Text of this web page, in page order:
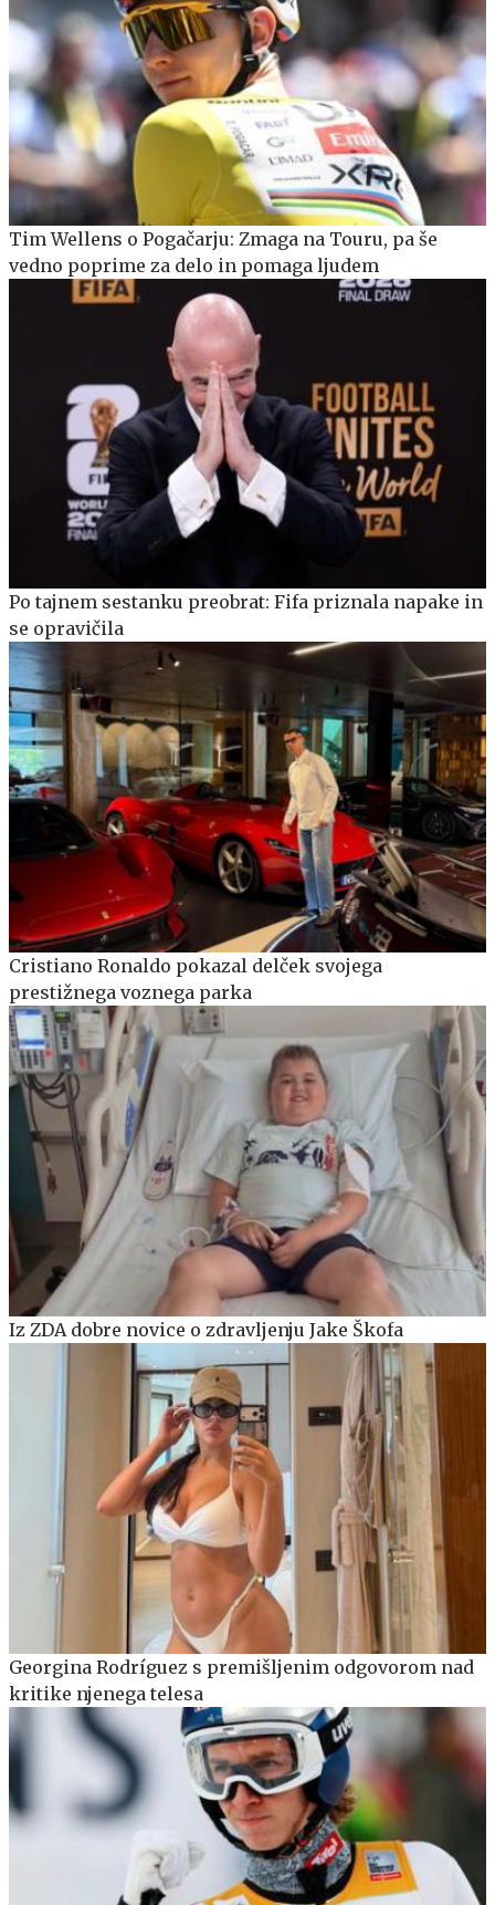
Tim Wellens o Pogačarju: Zmaga na Touru, pa še
vedno poprime za delo in pomaga ljudem
Po tajnem sestanku preobrat: Fifa priznala napake in
se opravičila
Cristiano Ronaldo pokazal delček svojega
prestižnega voznega parka
Iz ZDA dobre novice o zdravljenju Jake Škofa
Georgina Rodríguez s premišljenim odgovorom nad
kritike njenega telesa